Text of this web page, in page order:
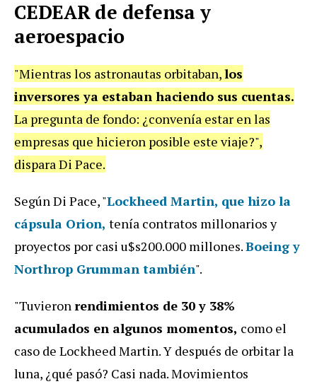
CEDEAR de defensa y
aeroespacio
"Mientras los astronautas orbitaban,los
inversores ya estaban haciendo sus cuentas.
La pregunta de fondo: ¿convenía estar en las
empresas que hicieron posible este viaje?",
dispara Di Pace.
Según Di Pace, "Lockheed Martin, que hizo la
cápsula Orion, tenía contratos millonarios y
proyectos por casi u$s200.000 millones.Boeing y
Northrop Grumman también".
"Tuvieronrendimientos de 30 y 38%
acumulados en algunos momentos, como el
caso de Lockheed Martin. Y después de orbitar la
luna, ¿qué pasó? Casi nada. Movimientos